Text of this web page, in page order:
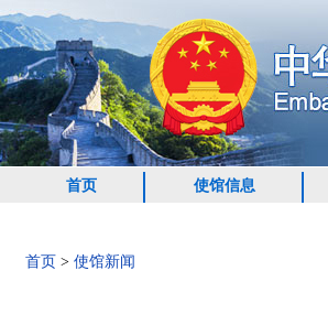
首页 使馆信息
首页 > 使馆新闻